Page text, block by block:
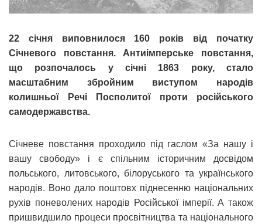
22 січня виповнилося 160 років від початку
Січневого повстання. Антиімперське повстання,
що розпочалось у січні 1863 року, стало
масштабним збройним виступом народів
колишньої Речі Посполитої проти російського
самодержавства.
Січневе повстання проходило під гаслом «За нашу і
вашу свободу» і є спільним історичним досвідом
польського, литовського, білоруського та українського
народів. Воно дало поштовх піднесенню національних
рухів поневолених народів Російської імперії. А також
пришвидшило процеси просвітництва та національного